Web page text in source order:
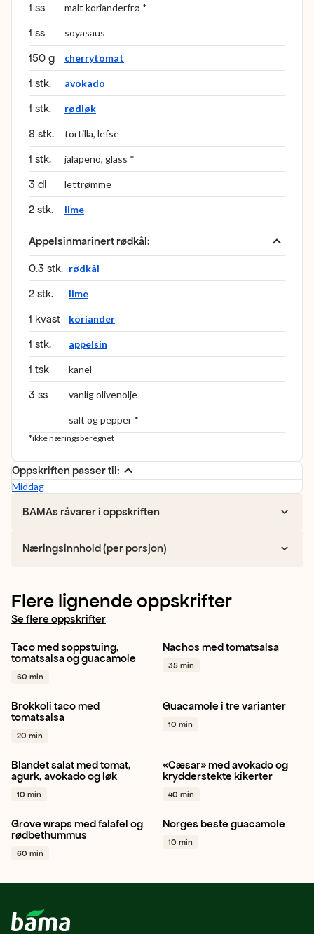
1 ss malt korianderfrø *
1 ss soyasaus
150 g cherrytomat
1 stk. avokado
1 stk. rødløk
8 stk. tortilla, lefse
1 stk. jalapeno, glass *
3 dl lettrømme
2 stk. lime
Appelsinmarinert rødkål:
0.3 stk. rødkål
2 stk. lime
1 kvast koriander
1 stk. appelsin
1 tsk kanel
3 ss vanlig olivenolje
salt og pepper *
*ikke næringsberegnet
Oppskriften passer til:
Middag
BAMAs råvarer i oppskriften
Næringsinnhold (per porsjon)
Flere lignende oppskrifter
Se flere oppskrifter
Østerssopp
Gul løk
Taco med soppstuing,
tomatsalsa og guacamole
60 min
Cherrytomat
Rødløk
Reddik
Nachos med tomatsalsa
35 min
Brokkoli
Hvitløk
Brokkoli taco med
tomatsalsa
20 min
Avokado Lime
Hvitløk
+ 1
Guacamole i tre varianter
10 min
Cherrytomat
Avokado
Blandet salat med tomat,
agurk, avokado og løk
10 min
Hjertesalat
Avokado
«Cæsar» med avokado og
krydderstekte kikerter
40 min
Rødløk Hvitløk Chili + 1
Grove wraps med falafel og
rødbethummus
60 min
Avokado Hvitløk
Lime
+ 1
Norges beste guacamole
10 min